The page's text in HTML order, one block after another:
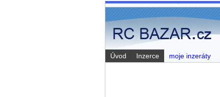
Úvod Inzerce moje inzeráty